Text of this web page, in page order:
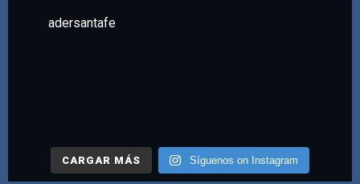
adersantafe
CARGAR MÁS Síguenos on Instagram